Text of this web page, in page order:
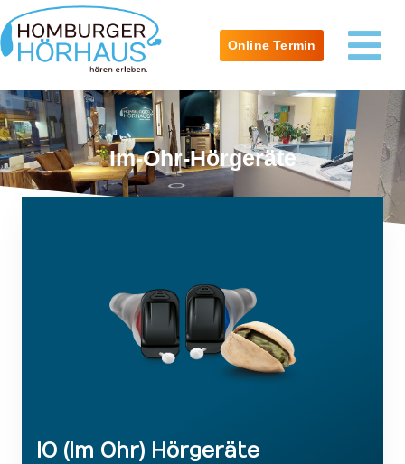
Online Termin
Im-Ohr-Hörgeräte
IO (Im Ohr) Hörgeräte